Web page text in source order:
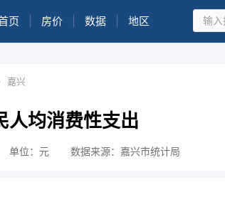
页 房价 数据 地区
嘉兴
人均消费性支出
单位：元 数据来源：嘉兴市统计局